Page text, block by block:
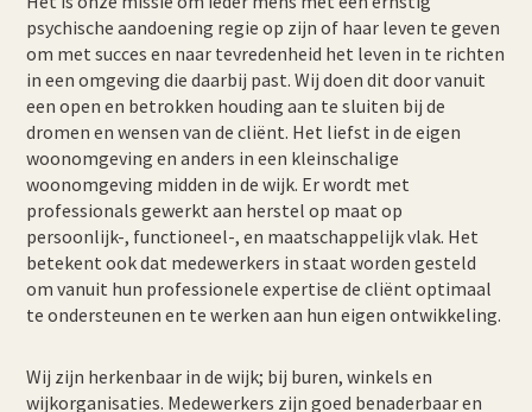
psychische aandoening regie op zijn of haar leven te geven
om met succes en naar tevredenheid het leven in te richten
in een omgeving die daarbij past. Wij doen dit door vanuit
een open en betrokken houding aan te sluiten bij de
dromen en wensen van de cliënt. Het liefst in de eigen
woonomgeving en anders in een kleinschalige
woonomgeving midden in de wijk. Er wordt met
professionals gewerkt aan herstel op maat op
persoonlijk-, functioneel-, en maatschappelijk vlak. Het
betekent ook dat medewerkers in staat worden gesteld
om vanuit hun professionele expertise de cliënt optimaal
te ondersteunen en te werken aan hun eigen ontwikkeling.
Wij zijn herkenbaar in de wijk; bij buren, winkels en
wijkorganisaties. Medewerkers zijn goed benaderbaar en